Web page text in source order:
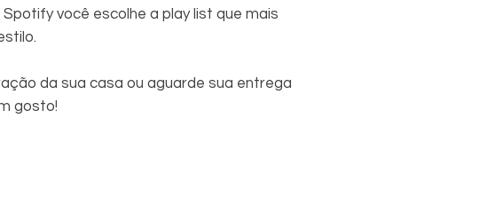
você escolhe a play list que mais
da sua casa ou aguarde sua entrega
gosto!